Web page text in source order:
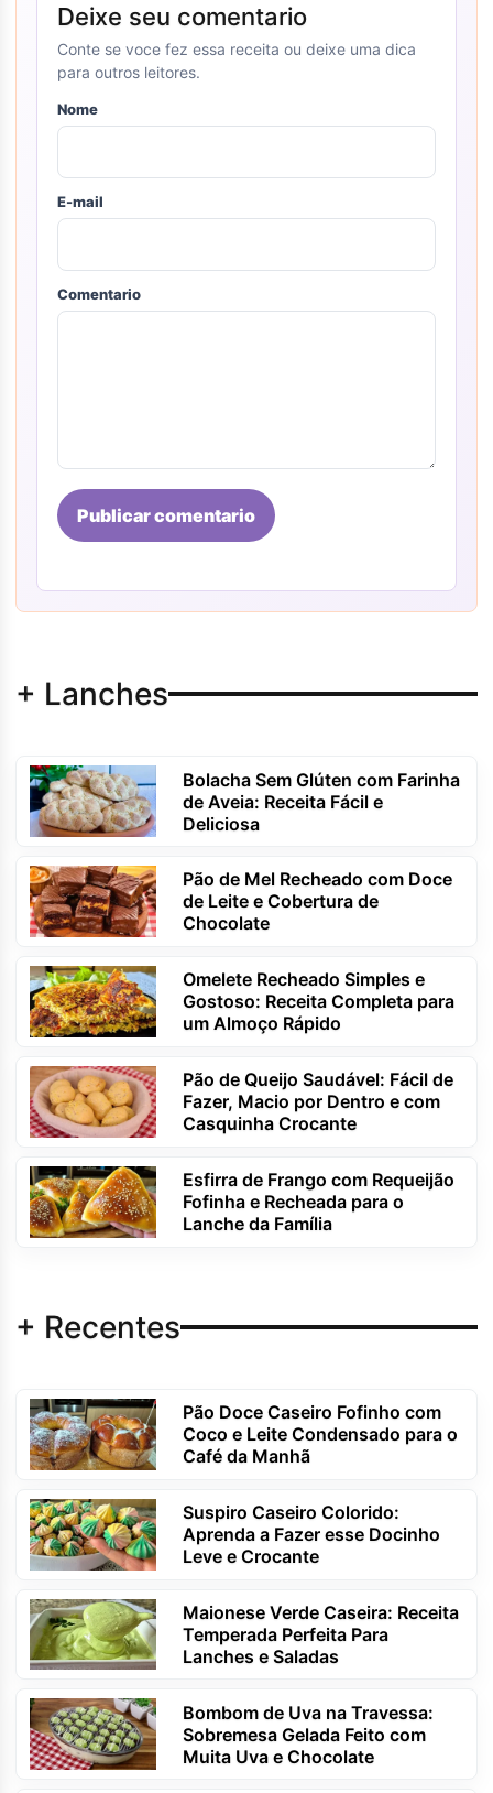
Deixe seu comentario
Conte se voce fez essa receita ou deixe uma dica
para outros leitores.
Nome
E-mail
Comentario
Publicar comentario
+ Lanches
Bolacha Sem Glúten com Farinha
de Aveia: Receita Fácil e
Deliciosa
Pão de Mel Recheado com Doce
de Leite e Cobertura de
Chocolate
Omelete Recheado Simples e
Gostoso: Receita Completa para
um Almoço Rápido
Pão de Queijo Saudável: Fácil de
Fazer, Macio por Dentro e com
Casquinha Crocante
Esfirra de Frango com Requeijão
Fofinha e Recheada para o
Lanche da Família
+ Recentes
Pão Doce Caseiro Fofinho com
Coco e Leite Condensado para o
Café da Manhã
Suspiro Caseiro Colorido:
Aprenda a Fazer esse Docinho
Leve e Crocante
Maionese Verde Caseira: Receita
Temperada Perfeita Para
Lanches e Saladas
Bombom de Uva na Travessa:
Sobremesa Gelada Feito com
Muita Uva e Chocolate